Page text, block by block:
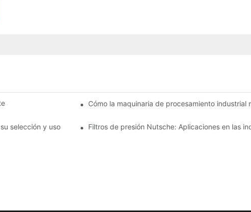
a otros métodos de secado: una comparaciónCómo la maquinaria de procesamiento industrial
selección y uso Filtros de presión Nutsche: Aplicaciones en las